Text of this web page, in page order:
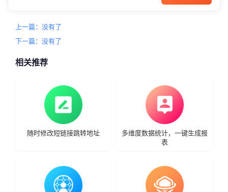
上一篇：没有了
下一篇：没有了
相关推荐
随时修改短链接跳转地址
多维度数据统计，一键生成报
表